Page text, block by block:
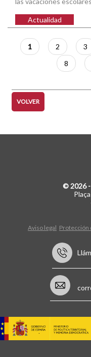
Actualidad
Paginación
Página
actual
1 Página
2 3
Página
8
VOLVER
© 2026
Aviso legal Protección